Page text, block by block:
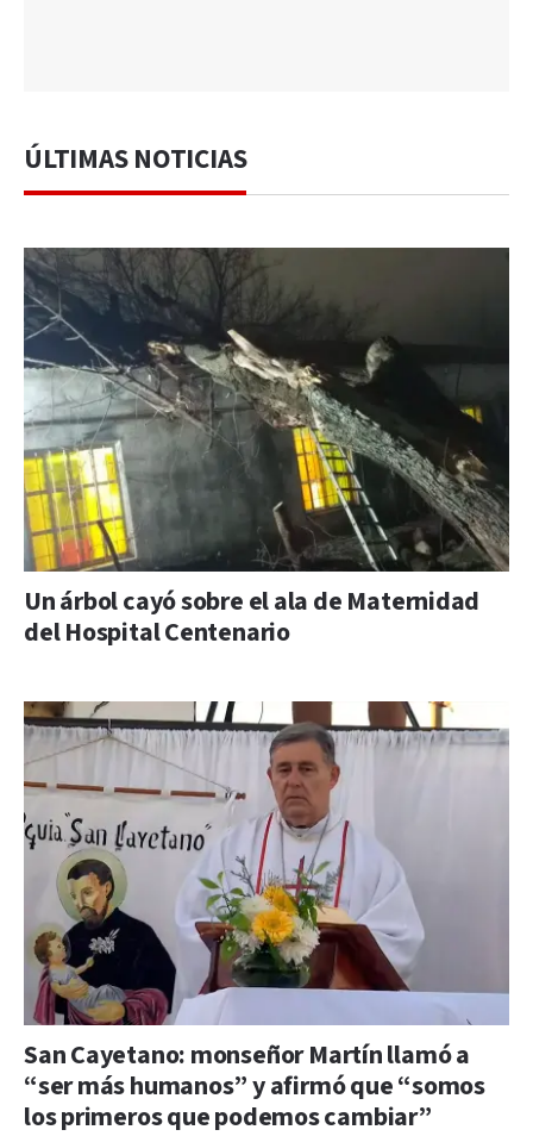
ÚLTIMAS NOTICIAS
Un árbol cayó sobre el ala de Maternidad
del Hospital Centenario
San Cayetano: monseñor Martín llamó a
“ser más humanos” y afirmó que “somos
los primeros que podemos cambiar”